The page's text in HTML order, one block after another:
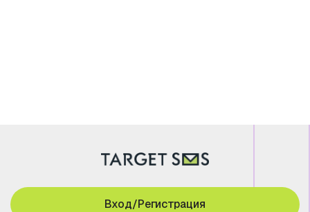
Вход/Регистрация